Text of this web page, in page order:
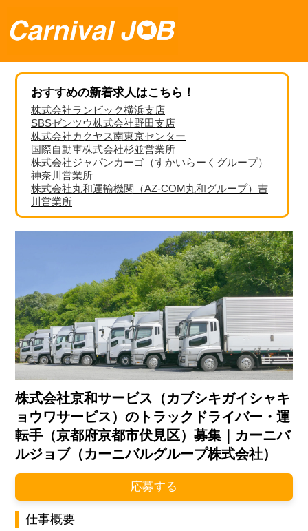
おすすめの新着求人はこちら！
株式会社ランビック横浜支店
SBSゼンツウ株式会社野田支店
株式会社カクヤス南東京センター
国際自動車株式会社杉並営業所
株式会社ジャパンカーゴ（すかいらーくグループ）
神奈川営業所
株式会社丸和運輸機関（AZ-COM丸和グループ）吉
川営業所
株式会社京和サービス（カブシキガイシャキ
ョウワサービス）のトラックドライバー・運
転手（京都府京都市伏見区）募集｜カーニバ
ルジョブ（カーニバルグループ株式会社）
応募する
仕事概要